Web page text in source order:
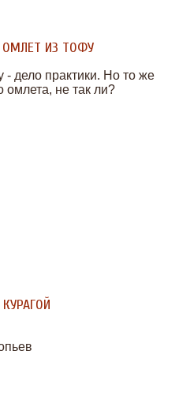
ОМЛЕТ ИЗ ТОФУ
- дело практики. Но то же
омлета, не так ли?